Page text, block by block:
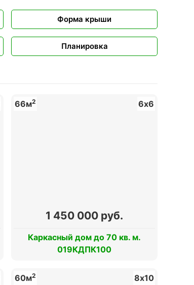
Форма крыши
Планировка
66м2 6х6
1 450 000 руб.
Каркасный дом до 70 кв. м.
019КДПК100
60м2 8х10